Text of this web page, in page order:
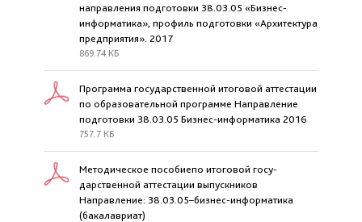
направления подготовки 38.03.05 «Бизнес-
информатика», профиль подготовки «Архитектура
предприятия». 2017
869.74 КБ
Программа государственной итоговой аттестации
по образовательной программе Направление
подготовки 38.03.05 Бизнес-информатика 2016
757.7 КБ
Методическое пособиепо итоговой госу-
дарственной аттестации выпускников
Направление: 38.03.05–бизнес-информатика
(бакалавриат)